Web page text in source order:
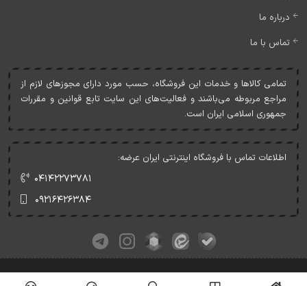
درباره ما
تماس با ما
تمامی کالاها و خدمات اين فروشگاه، حسب مورد دارای مجوزهای لازم از
مراجع مربوطه می‌باشند و فعاليت‌های اين سايت تابع قوانين و مقررات
جمهوری اسلامی ايران است.
اطلاعات تماس با فروشگاه اینترنتی ایران عرضه:
۰۴۱۴۲۲۷۳۷۸۱
۰۹۲۱۶۴۲۶۳۸۴